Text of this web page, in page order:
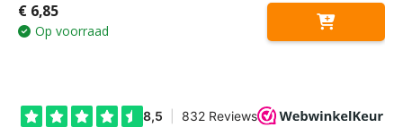
5.00out of 5
€ 6,85
Op voorraad